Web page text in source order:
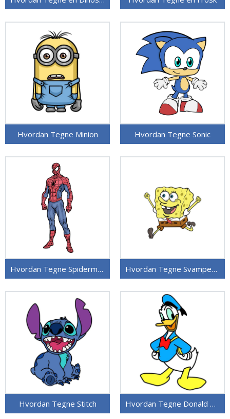
Hvordan Tegne Minion Hvordan Tegne Sonic
Hvordan Tegne Spiderman Hvordan Tegne Svampebob Firkant
Hvordan Tegne Stitch Hvordan Tegne Donald Duck